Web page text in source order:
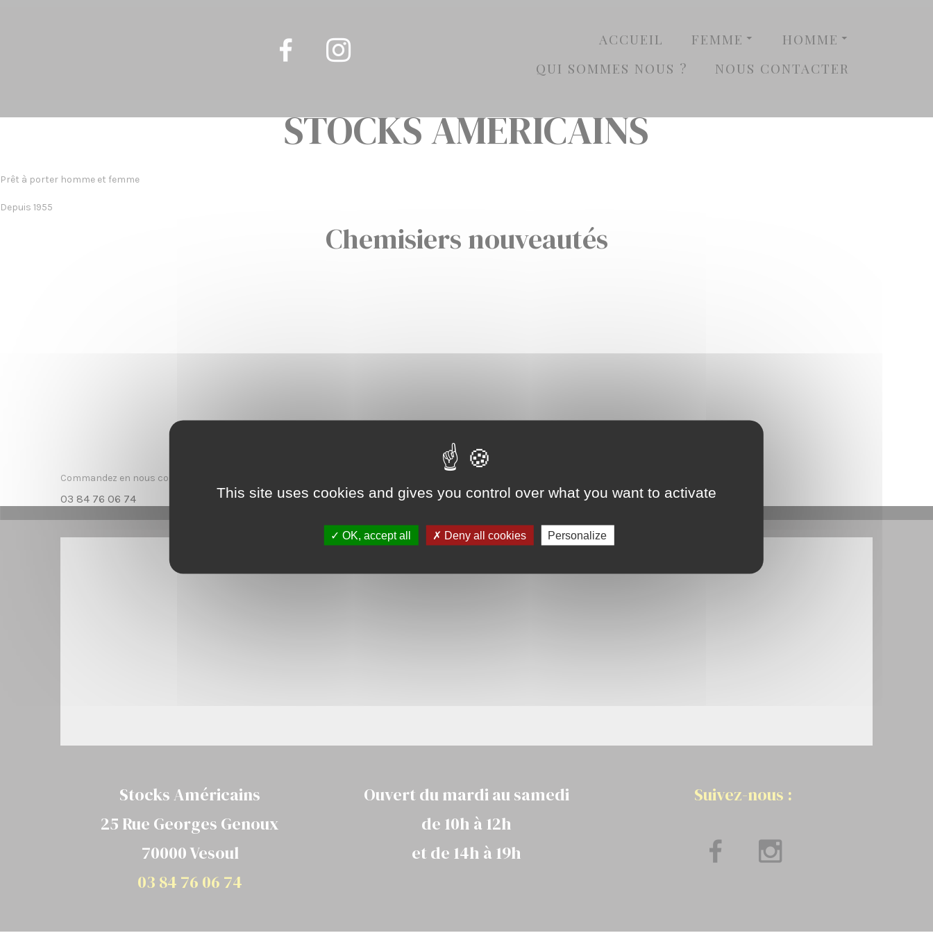
ACCUEIL FEMME
HOMME
QUI SOMMES NOUS ?
NOUS CONTACTER
STOCKS AMERICAINS
Prêt à porter homme et femme
Depuis 1955
Chemisiers nouveautés
Commandez en nous contactant par mail ou par téléphone !
03 84 76 06 74 Mail
Stocks Américains
25 Rue Georges Genoux
70000 Vesoul
03 84 76 06 74
Ouvert du mardi au samedi
de 10h à 12h
et de 14h à 19h
Suivez-nous :
This site uses cookies and gives you control over what you want to activate
OK, accept all Deny all cookies Personalize